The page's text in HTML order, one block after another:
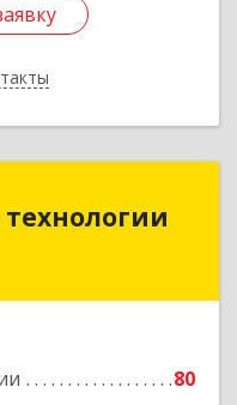
80
технологии